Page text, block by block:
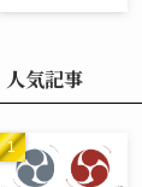
人気記事